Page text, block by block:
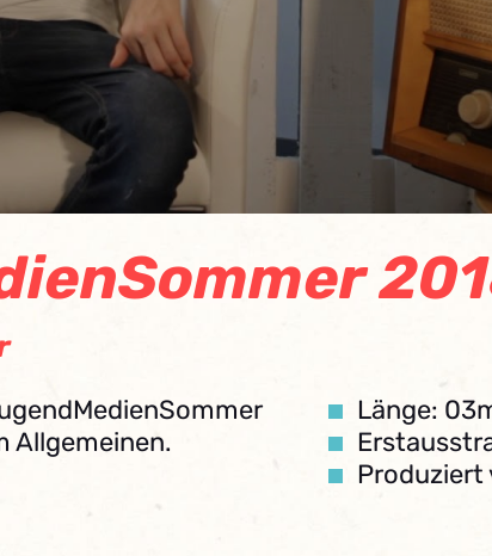
Allgemeinen.
Länge:
Produziert